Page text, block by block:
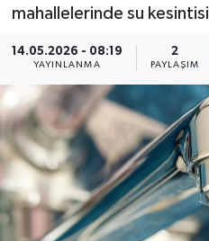
mahallelerinde su
14.05.2026 - 08:19
YAYINLANMA
2
PAYLAŞIM
TEKNOLOJİ
SAĞLIK
EĞİTİM
İLÇE HABERLERİ
KÜLTÜR-SANAT
Tüm Manşetler
Son Dakika Haberleri
Haber Arşivi